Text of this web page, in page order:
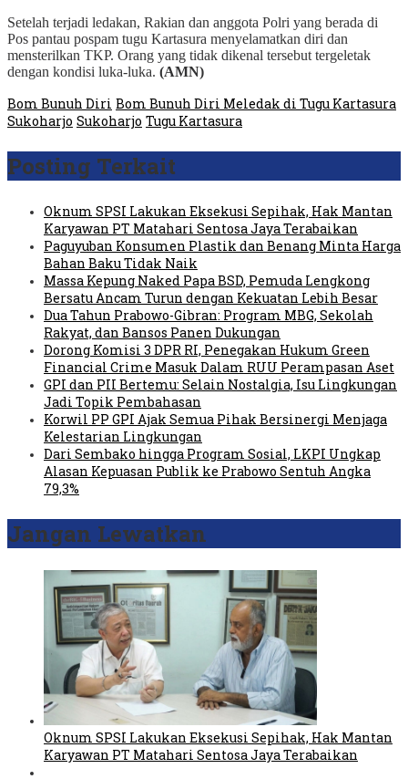
Setelah terjadi ledakan, Rakian dan anggota Polri yang berada di
Pos pantau pospam tugu Kartasura menyelamatkan diri dan
mensterilkan TKP. Orang yang tidak dikenal tersebut tergeletak
dengan kondisi luka-luka. (AMN)
Bom Bunuh Diri Bom Bunuh Diri Meledak di Tugu Kartasura
Sukoharjo Sukoharjo Tugu Kartasura
Posting Terkait
Oknum SPSI Lakukan Eksekusi Sepihak, Hak Mantan
Karyawan PT Matahari Sentosa Jaya Terabaikan
Paguyuban Konsumen Plastik dan Benang Minta Harga
Bahan Baku Tidak Naik
Massa Kepung Naked Papa BSD, Pemuda Lengkong
Bersatu Ancam Turun dengan Kekuatan Lebih Besar
Dua Tahun Prabowo-Gibran: Program MBG, Sekolah
Rakyat, dan Bansos Panen Dukungan
Dorong Komisi 3 DPR RI, Penegakan Hukum Green
Financial Crime Masuk Dalam RUU Perampasan Aset
GPI dan PII Bertemu: Selain Nostalgia, Isu Lingkungan
Jadi Topik Pembahasan
Korwil PP GPI Ajak Semua Pihak Bersinergi Menjaga
Kelestarian Lingkungan
Dari Sembako hingga Program Sosial, LKPI Ungkap
Alasan Kepuasan Publik ke Prabowo Sentuh Angka
79,3%
Jangan Lewatkan
Oknum SPSI Lakukan Eksekusi Sepihak, Hak Mantan
Karyawan PT Matahari Sentosa Jaya Terabaikan